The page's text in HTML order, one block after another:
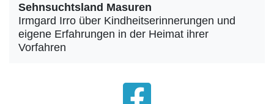
Sehnsuchtsland Masuren
Irmgard Irro über Kindheitserinnerungen und
eigene Erfahrungen in der Heimat ihrer
Vorfahren